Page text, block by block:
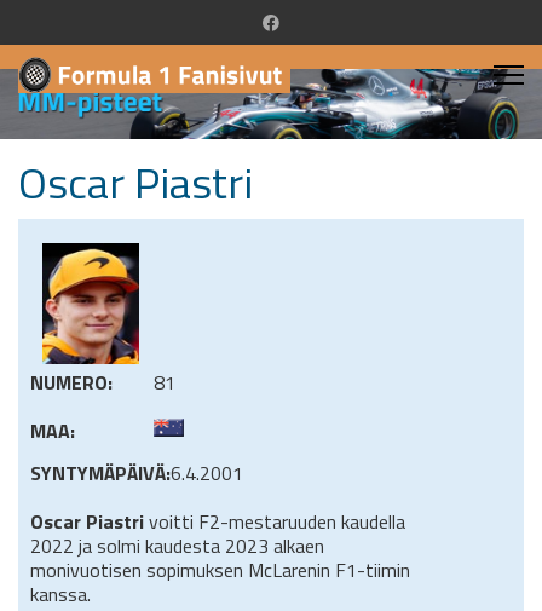
Oscar Piastri
NUMERO:
81
MAA:
SYNTYMÄPÄIVÄ:6.4.2001
Oscar Piastrivoitti F2-mestaruuden kaudella
2022 ja solmi kaudesta 2023 alkaen
monivuotisen sopimuksen McLarenin F1-tiimin
kanssa.